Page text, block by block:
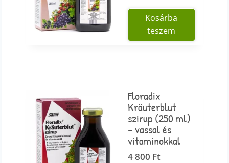
Kosárba
teszem
Floradix
Kräuterblut
szirup (250 ml)
– vassal és
vitaminokkal
4 800 Ft